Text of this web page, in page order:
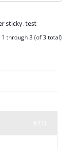
sticky,test
through 3 (of 3 total)